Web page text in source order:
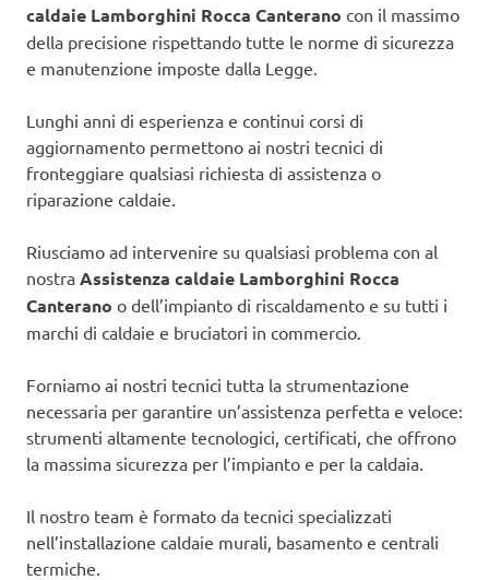
caldaie Lamborghini Rocca Canterano con il massimo
della precisione rispettando tutte le norme di sicurezza
e manutenzione imposte dalla Legge.
Lunghi anni di esperienza e continui corsi di
aggiornamento permettono ai nostri tecnici di
fronteggiare qualsiasi richiesta di assistenza o
riparazione caldaie.
Riusciamo ad intervenire su qualsiasi problema con al
nostra Assistenza caldaie Lamborghini Rocca
Canterano o dell’impianto di riscaldamento e su tutti i
marchi di caldaie e bruciatori in commercio.
Forniamo ai nostri tecnici tutta la strumentazione
necessaria per garantire un’assistenza perfetta e veloce:
strumenti altamente tecnologici, certificati, che offrono
la massima sicurezza per l’impianto e per la caldaia.
Il nostro team è formato da tecnici specializzati
nell’installazione caldaie murali, basamento e centrali
termiche.